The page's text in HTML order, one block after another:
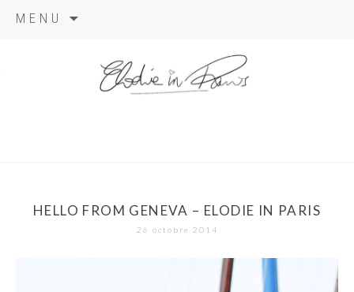
MENU
HELLO FROM GENEVA – ELODIE IN PARIS
26 octobre 2014